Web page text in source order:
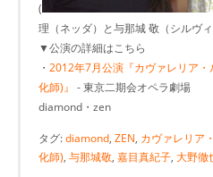
(
理（ネッダ）と与那城 敬（シルヴィ
▼公演の詳細はこちら
・ 2012年7月公演『カヴァレリア
化師)』 - 東京二期会オペラ劇場
diamond・zen
タグ:diamond, ZEN, カヴァレリア
化師), 与那城敬, 嘉目真紀子, 大野徹